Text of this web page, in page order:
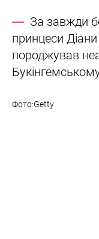
За завжди
принцеси
породжував
Фото:Getty